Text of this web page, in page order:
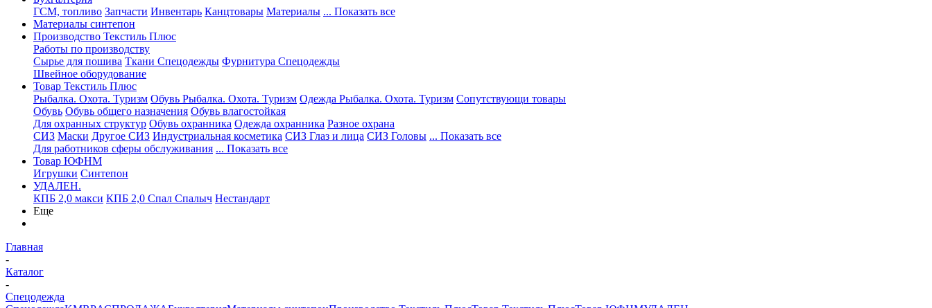
ГСМ, топливо Запчасти Инвентарь Канцтовары Материалы ... Показать все
Материалы синтепон
Производство Текстиль Плюс
Работы по производству
Сырье для пошива Ткани Спецодежды Фурнитура Спецодежды
Швейное оборудование
Товар Текстиль Плюс
Рыбалка. Охота. Туризм Обувь Рыбалка. Охота. Туризм Одежда Рыбалка. Охота. Туризм Сопутствующи товары
Обувь Обувь общего назначения Обувь влагостойкая
Для охранных структур Обувь охранника Одежда охранника Разное охрана
СИЗ Маски Другое СИЗ Индустриальная косметика СИЗ Глаз и лица СИЗ Головы ... Показать все
Для работников сферы обслуживания ... Показать все
Товар ЮФНМ
Игрушки Синтепон
УДАЛЕН.
КПБ 2,0 макси КПБ 2,0 Спал Спалыч Нестандарт
Еще
Главная
-
Каталог
-
Спецодежда